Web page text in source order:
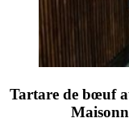
Tartare de bœuf